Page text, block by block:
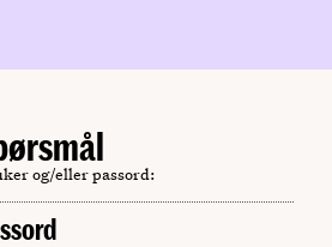
og/eller passord: